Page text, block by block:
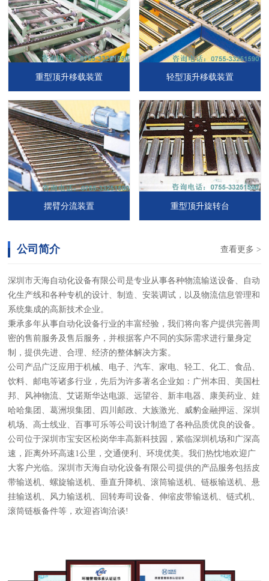
重型顶升移载装置 轻型顶升移载装置
摆臂分流装置 重型顶升旋转台
查看更多 >
公司简介
深圳市天海自动化设备有限公司是专业从事各种物流输送设备、自动
化生产线和各种专机的设计、制造、安装调试，以及物流信息管理和
系统集成的高新技术企业。
秉承多年从事自动化设备行业的丰富经验，我们将向客户提供完善周
密的售前服务及售后服务，并根据客户不同的实际需求进行量身定
制，提供先进、合理、经济的整体解决方案。
公司产品广泛应用于机械、电子、汽车、家电、轻工、化工、食品、
饮料、邮电等诸多行业，先后为许多著名企业如：广州本田、美国杜
邦、风神物流、艾诺斯华达电源、远望谷、新丰电器、康美药业、娃
哈哈集团、葛洲坝集团、四川邮政、大族激光、威豹金融押运、深圳
机场、高士线业、百事可乐等公司设计制造了各种品质优良的设备。
公司位于深圳市宝安区松岗华丰高新科技园，紧临深圳机场和广深高
速，距离外环高速1公里，交通便利、环境优美。我们热忱地欢迎广
大客户光临。深圳市天海自动化设备有限公司提供的产品服务包括皮
带输送机、螺旋输送机、垂直升降机、滚筒输送机、链板输送机、悬
挂输送机、风力输送机、回转寿司设备、伸缩皮带输送机、链式机、
滚筒链板备件等，欢迎咨询洽谈!